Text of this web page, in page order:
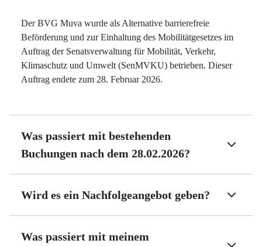
Der BVG Muva wurde als Alternative barrierefreie
Beförderung und zur Einhaltung des Mobilitätgesetzes im
Auftrag der Senatsverwaltung für Mobilität, Verkehr,
Klimaschutz und Umwelt (SenMVKU) betrieben. Dieser
Auftrag endete zum 28. Februar 2026.
Was passiert mit bestehenden
Buchungen nach dem 28.02.2026?
Wird es ein Nachfolgeangebot geben?
Was passiert mit meinem